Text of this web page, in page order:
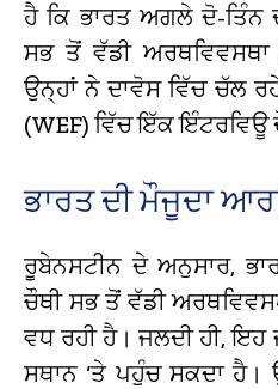
ਹੈ ਕਿ ਭਾਰਤ ਅਗਲੇ ਦੋ-ਤਿੰਨ
ਸਭ ਤੋਂ ਵੱਡੀ
ਉਨ੍ਹਾਂ ਨੇ ਦਾਵੋਸ ਵਿੱਚ ਚੱਲ
(WEF) ਵਿੱਚ ਇੱਕ ਇੰਟਰਵਿਊ
ਭਾਰਤ ਦੀ ਮੌਜੂਦਾ
ਰੂਬੇਨਸਟੀਨ ਦੇ ਅਨੁਸਾਰ,
ਚੌਥੀ ਸਭ ਤੋਂ ਵੱਡੀ
ਵਧ ਰਹੀ ਹੈ। ਜਲਦੀ ਹੀ, ਇਹ
ਸਥਾਨ ‘ਤੇ ਪਹੁੰਚ ਸਕਦਾ ਹੈ।